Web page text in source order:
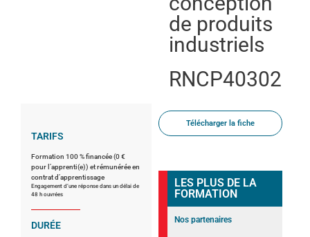
de produits
industriels
RNCP40302
TARIFS
Formation 100 % financée (0 €
pour l’apprenti(e)) et rémunérée en
contrat d’apprentissage
Engagement d’une réponse dans un délai de
48 h ouvrées
DURÉE
Télécharger la fiche
LES PLUS DE LA
FORMATION
Nos partenaires